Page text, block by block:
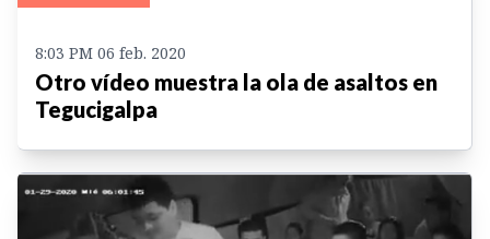
8:03 PM 06 feb. 2020
Otro vídeo muestra la ola de asaltos en
Tegucigalpa